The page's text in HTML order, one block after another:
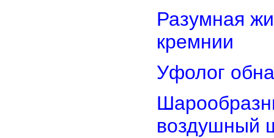
Разумная
кремнии
Уфолог
воздушный